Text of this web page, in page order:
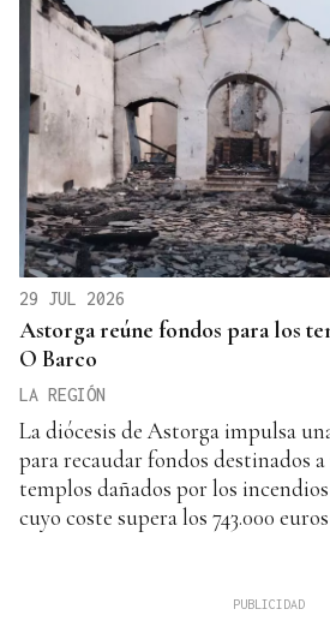
29 JUL 2026
Astorga reúne fondos para los
O Barco
LA REGIÓN
La diócesis de Astorga impulsa
para recaudar fondos destinados
templos dañados por los incendios
cuyo coste supera los 743.000 euros